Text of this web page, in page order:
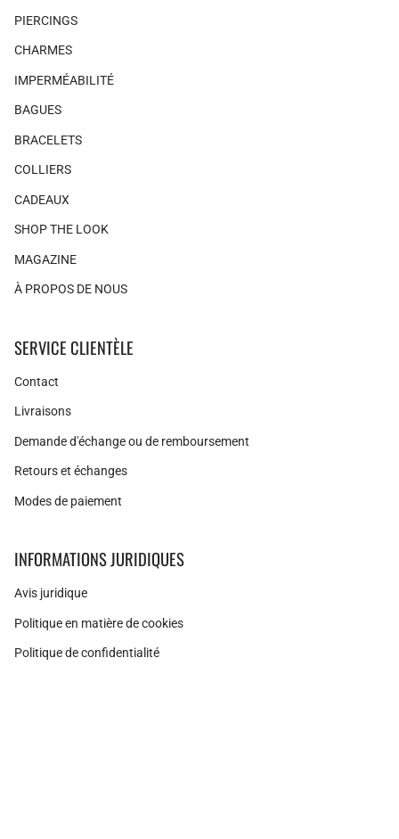
PIERCINGS
CHARMES
IMPERMÉABILITÉ
BAGUES
BRACELETS
COLLIERS
CADEAUX
SHOP THE LOOK
MAGAZINE
À PROPOS DE NOUS
SERVICE CLIENTÈLE
Contact
Livraisons
Demande d'échange ou de remboursement
Retours et échanges
Modes de paiement
INFORMATIONS JURIDIQUES
Avis juridique
Politique en matière de cookies
Politique de confidentialité